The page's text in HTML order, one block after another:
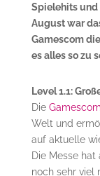
Spielehits und
August war
Gamescom
es alles so zu
Level 1.1:
Die Gamescom
Welt und
auf aktuelle
Die Messe
noch sehr viel